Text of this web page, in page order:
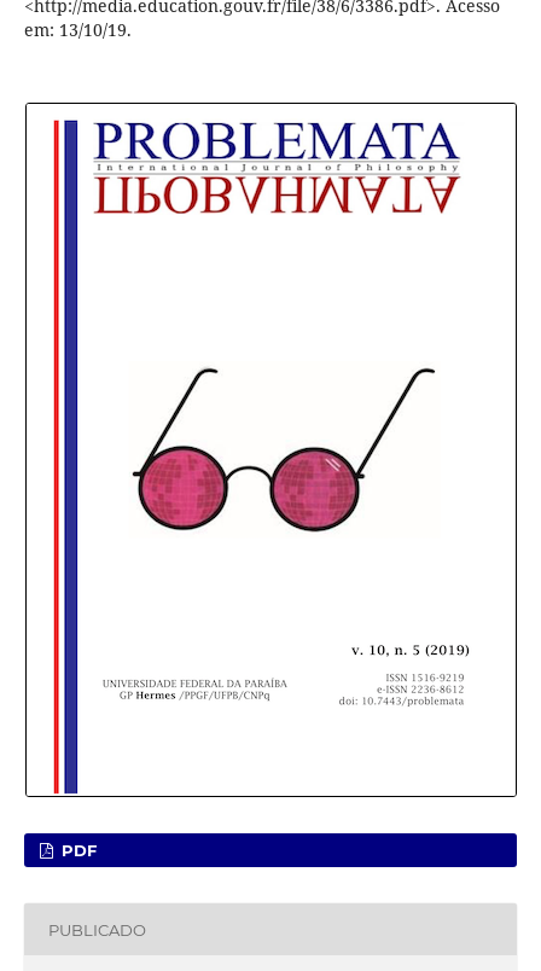
<http://media.education.gouv.fr/file/38/6/3386.pdf>. Acesso
em: 13/10/19.
PDF
PUBLICADO